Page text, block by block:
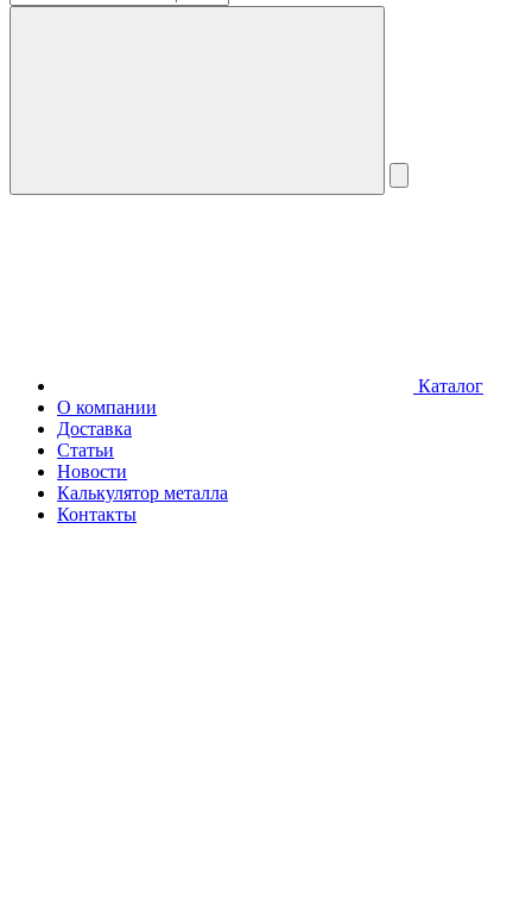
Каталог
О компании
Доставка
Статьи
Новости
Калькулятор металла
Контакты